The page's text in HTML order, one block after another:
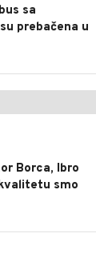
sa
prebačena u
Borca, Ibro
smo